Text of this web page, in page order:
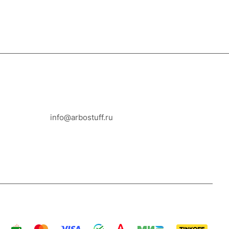
info@arbostuff.ru